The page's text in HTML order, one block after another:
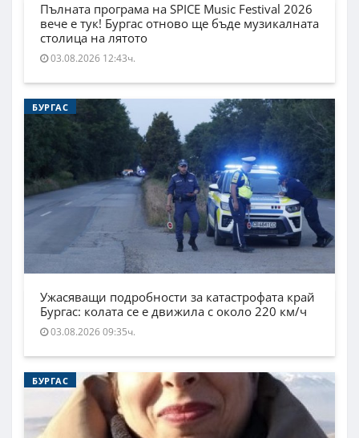
Пълната програма на SPICE Music Festival 2026
вече е тук! Бургас отново ще бъде музикалната
столица на лятото
03.08.2026 12:43ч.
БУРГАС
Ужасяващи подробности за катастрофата край
Бургас: колата се е движила с около 220 км/ч
03.08.2026 09:35ч.
БУРГАС